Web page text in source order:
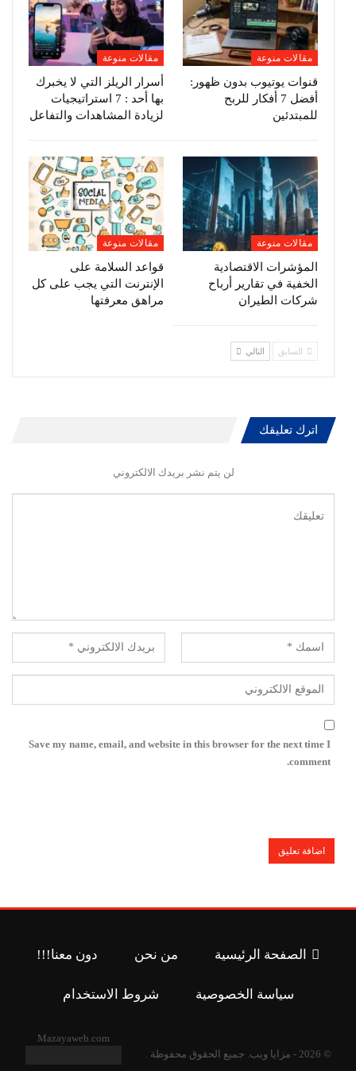
مقالات منوعة
قنوات يوتيوب بدون ظهور:
أفضل 7 أفكار للربح
للمبتدئين
مقالات منوعة
أسرار الريلز التي لا يخبرك
بها أحد : 7 استراتيجيات
لزيادة المشاهدات والتفاعل
مقالات منوعة
المؤشرات الاقتصادية
الخفية في تقارير أرباح
شركات الطيران
مقالات منوعة
قواعد السلامة على
الإنترنت التي يجب على كل
مراهق معرفتها
السابق التالي
اترك تعليقك
لن يتم نشر بريدك الالكتروني
Save my name, email, and website in this browser for the next time I
comment.
الصفحة الرئيسية من نحن دون معنا!!!
سياسة الخصوصية شروط الاستخدام
© 2026 - مزايا ويب. جميع الحقوق محفوظة .
Mazayaweb.com